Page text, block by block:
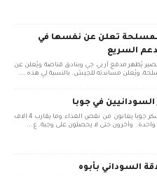
تعلن عن نفسها في
السريع
يُظهر مدفع آر بي جي وبنادق قناصة ويُعلن عن
ويُعلن مساندته للجيش. بالنسبة لي هذه ...
في جوبا
اللاجئين السودانيين في معسكر جوبا يعانون من نقص الغذاء وما يقارب 4 الاف
وأخرون حتى لا يحصلون على وجبة. ع...
السوداني بأبوه